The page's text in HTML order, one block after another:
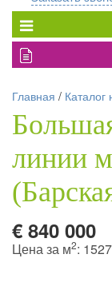
Главная / Каталог
линии
€ 840 000
Цена за м2: